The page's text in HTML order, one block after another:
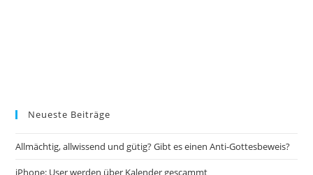
Neueste Beiträge
Allmächtig, allwissend und gütig? Gibt es einen Anti-Gottesbeweis?
iPhone: User werden über Kalender gescammt